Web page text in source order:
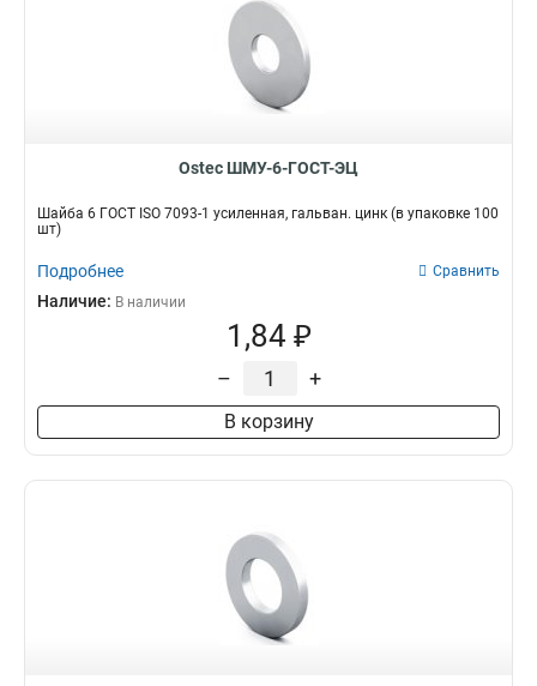
Ostec ШМУ-6-ГОСТ-ЭЦ
Шайба 6 ГОСТ ISO 7093-1 усиленная, гальван. цинк (в упаковке 100
шт)
Подробнее Сравнить
Наличие: В наличии
1,84 ₽
– +
В корзину